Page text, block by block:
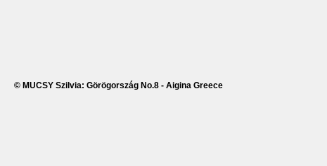
© MUCSY Szilvia: Görögország No.8 - Aigina Greece